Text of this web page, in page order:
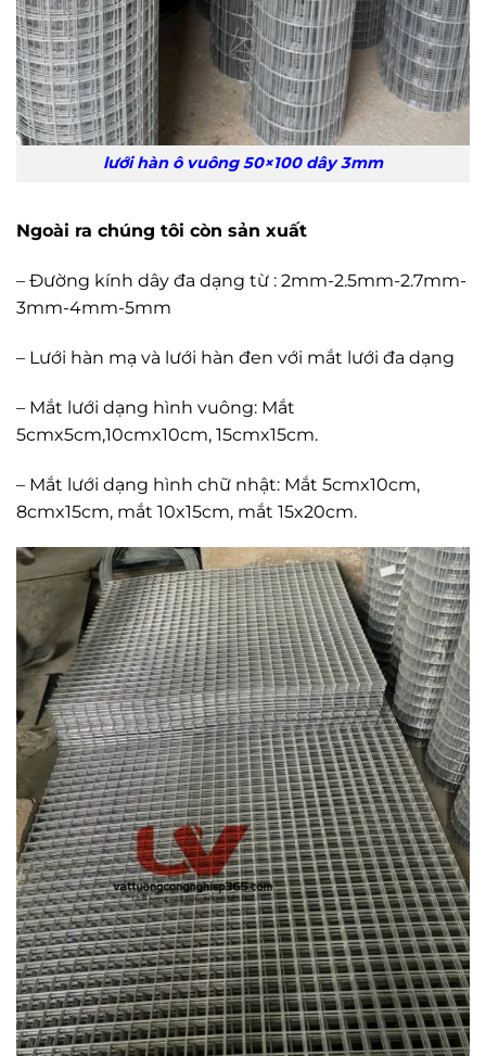
lưới hàn ô vuông 50×100 dây 3mm
Ngoài ra chúng tôi còn sản xuất
– Đường kính dây đa dạng từ : 2mm-2.5mm-2.7mm-
3mm-4mm-5mm
– Lưới hàn mạ và lưới hàn đen với mắt lưới đa dạng
– Mắt lưới dạng hình vuông: Mắt
5cmx5cm,10cmx10cm, 15cmx15cm.
– Mắt lưới dạng hình chữ nhật: Mắt 5cmx10cm,
8cmx15cm, mắt 10x15cm, mắt 15x20cm.